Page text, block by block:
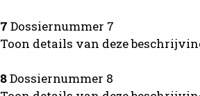
7 Dossiernummer 7
Toon details van deze
8Dossiernummer 8